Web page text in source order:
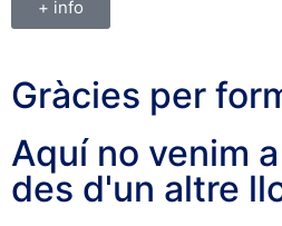
+ info
Gràcies per
Aquí no venim
des d'un altre